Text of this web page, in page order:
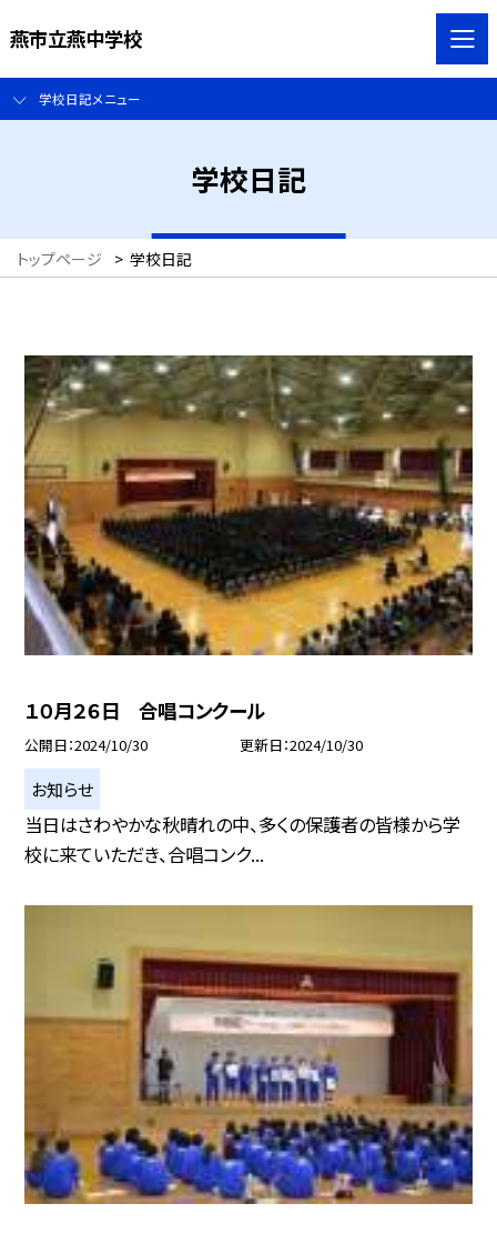
燕市立燕中学校
学校日記メニュー
学校日記
トップページ > 学校日記
１０月２６日 合唱コンクール
公開日 2024/10/30 更新日 2024/10/30
お知らせ
当日はさわやかな秋晴れの中、多くの保護者の皆様から学
校に来ていただき、合唱コンク...